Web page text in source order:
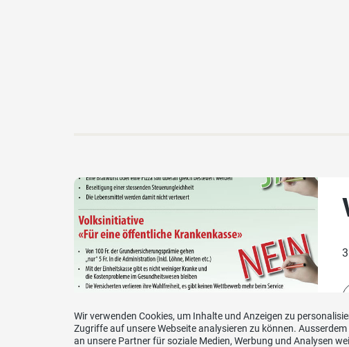
Wir verwenden Cookies, um Inhalte und Anzeigen zu
Zugriffe auf unsere Webseite analysieren zu können.
an unsere Partner für soziale Medien, Werbung und Analysen